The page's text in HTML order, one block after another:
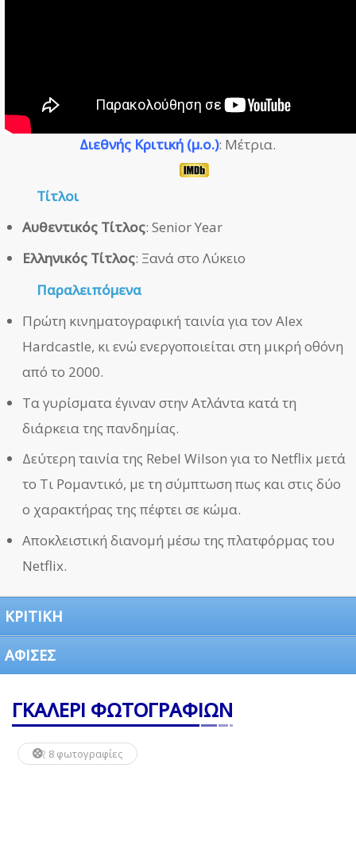
Διεθνής Κριτική (μ.ο.): Μέτρια.
Τίτλοι
Αυθεντικός Τίτλος: Senior Year
Ελληνικός Τίτλος: Ξανά στο Λύκειο
Παραλειπόμενα
Πρώτη κινηματογραφική ταινία για τον Alex
Hardcastle, κι ενώ ενεργοποιείται στη μικρή οθόνη
από το 2000.
Τα γυρίσματα έγιναν στην Ατλάντα κατά τη
διάρκεια της πανδημίας.
Δεύτερη ταινία της Rebel Wilson για το Netflix μετά
το Τι Ρομαντικό, με τη σύμπτωση πως και στις δύο
ο χαρακτήρας της πέφτει σε κώμα.
Αποκλειστική διανομή μέσω της πλατφόρμας του
Netflix.
ΚΡΙΤΙΚΗ
ΑΦΙΣΕΣ
ΓΚΑΛΕΡΙ ΦΩΤΟΓΡΑΦΙΩΝ
8 φωτογραφίες